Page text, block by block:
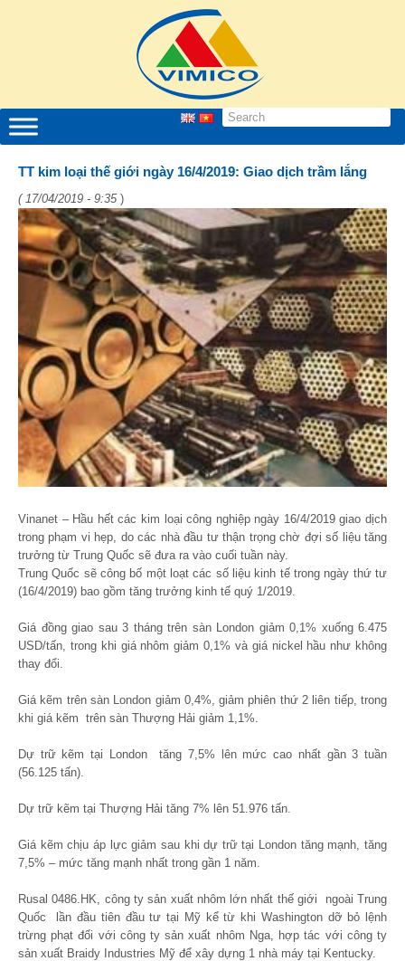
TT kim loại thế giới ngày 16/4/2019: Giao dịch trầm lắng
( 17/04/2019 - 9:35)
Vinanet – Hầu hết các kim loại công nghiệp ngày 16/4/2019 giao dịch
trong phạm vi hẹp, do các nhà đầu tư thận trọng chờ đợi số liệu tăng
trưởng từ Trung Quốc sẽ đưa ra vào cuối tuần này.
Trung Quốc sẽ công bố một loạt các số liệu kinh tế trong ngày thứ tư
(16/4/2019) bao gồm tăng trưởng kinh tế quý 1/2019.
Giá đồng giao sau 3 tháng trên sàn London giảm 0,1% xuống 6.475
USD/tấn, trong khi giá nhôm giảm 0,1% và giá nickel hầu như không
thay đổi.
Giá kẽm trên sàn London giảm 0,4%, giảm phiên thứ 2 liên tiếp, trong
khi giá kẽm trên sàn Thượng Hải giảm 1,1%.
Dự trữ kẽm tại London tăng 7,5% lên mức cao nhất gần 3 tuần
(56.125 tấn).
Dự trữ kẽm tại Thượng Hải tăng 7% lên 51.976 tấn.
Giá kẽm chịu áp lực giảm sau khi dự trữ tại London tăng mạnh, tăng
7,5% – mức tăng mạnh nhất trong gần 1 năm.
Rusal 0486.HK, công ty sản xuất nhôm lớn nhất thế giới ngoài Trung
Quốc lần đầu tiên đầu tư tại Mỹ kể từ khi Washington dỡ bỏ lệnh
trừng phạt đối với công ty sản xuất nhôm Nga, hợp tác với công ty
sản xuất Braidy Industries Mỹ để xây dựng 1 nhà máy tại Kentucky.